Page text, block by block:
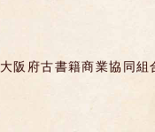
大阪府古書籍商業協同